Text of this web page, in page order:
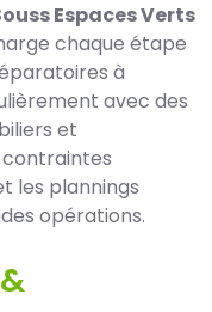
Espaces Verts
chaque étape
à
avec des
et
les plannings
opérations.